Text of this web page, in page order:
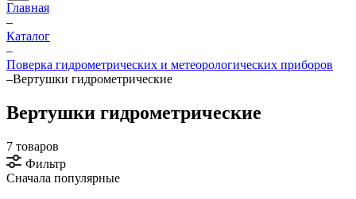
Главная
–
Каталог
–
Поверка гидрометрических и метеорологических приборов
–Вертушки гидрометрические
Вертушки гидрометрические
7 товаров
Фильтр
Сначала популярные